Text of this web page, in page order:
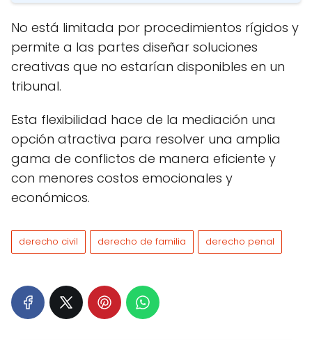
No está limitada por procedimientos rígidos y
permite a las partes diseñar soluciones
creativas que no estarían disponibles en un
tribunal.
Esta flexibilidad hace de la mediación una
opción atractiva para resolver una amplia
gama de conflictos de manera eficiente y
con menores costos emocionales y
económicos.
derecho civil derecho de familia derecho penal